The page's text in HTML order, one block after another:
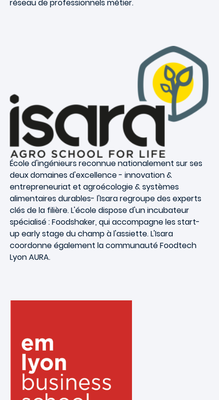
réseau de professionnels métier.
École d'ingénieurs reconnue nationalement sur ses
deux domaines d'excellence - innovation &
entrepreneuriat et agroécologie & systèmes
alimentaires durables- l'Isara regroupe des experts
clés de la filière. L'école dispose d'unincubateur
spécialisé: Foodshaker, qui accompagne les start-
up early stage du champ à l'assiette. L'Isara
coordonne également la communautéFoodtech
Lyon AURA.